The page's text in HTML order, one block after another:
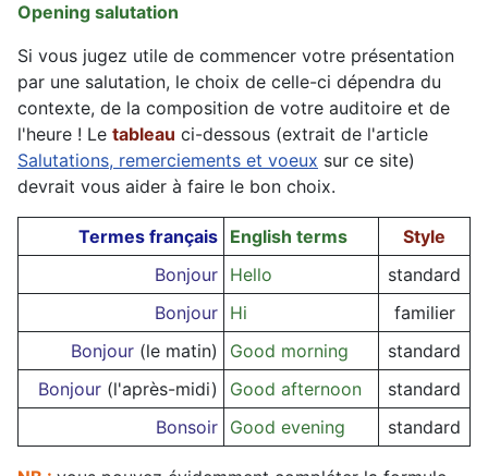
Opening salutation
Si vous jugez utile de commencer votre présentation
par une salutation, le choix de celle-ci dépendra du
contexte, de la composition de votre auditoire et de
l'heure ! Le tableau ci-dessous (extrait de l'article
Salutations, remerciements et voeux sur ce site)
devrait vous aider à faire le bon choix.
Termes français English terms
Style
Bonjour Hello
standard
Bonjour Hi
familier
Bonjour (le matin) Good morning
standard
Bonjour (l'après-midi) Good afternoon
standard
Bonsoir Good evening standard